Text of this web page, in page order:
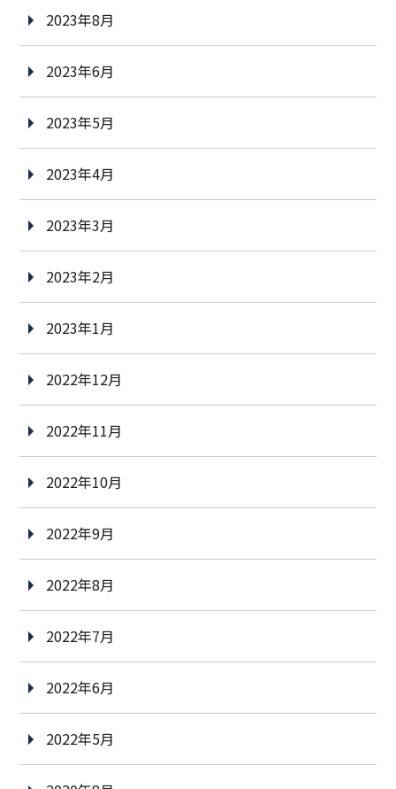
2023年8月
2023年6月
2023年5月
2023年4月
2023年3月
2023年2月
2023年1月
2022年12月
2022年11月
2022年10月
2022年9月
2022年8月
2022年7月
2022年6月
2022年5月